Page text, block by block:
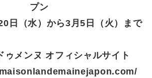
プン
日（水）から3月5日（火）まで
ゥメンヌ オフィシャルサイト